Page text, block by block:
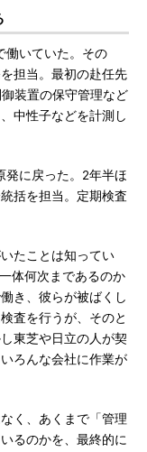
働いていた。その
担当。最初の赴任先
装置の保守管理など
中性子などを計測し
に戻った。2年半ほ
括を担当。定期検査
たことは知ってい
体何次まであるのか
き、彼らが被ばくし
査を行うが、そのと
東芝や日立の人が契
ろんな会社に作業が
く、あくまで「管理
るのかを、最終的に